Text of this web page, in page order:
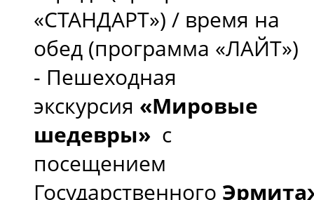
«СТАНДАРТ») / время на
обед (программа «ЛАЙТ»)
- Пешеходная
экскурсия «Мировые
шедевры» с
посещением
Государственного